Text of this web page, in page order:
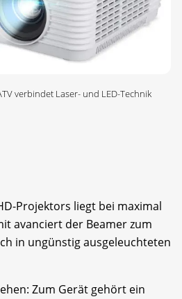
verbindet Laser- und LED-Technik
Projektors liegt bei maximal
avanciert der Beamer zum
in ungünstig ausgeleuchteten
Zum Gerät gehört ein